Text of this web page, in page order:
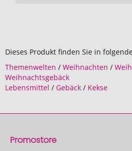
Dieses Produkt finden Sie in
Themenwelten / Weihnachten /
Weihnachtsgebäck
Lebensmittel / Gebäck / Kekse
Promostore